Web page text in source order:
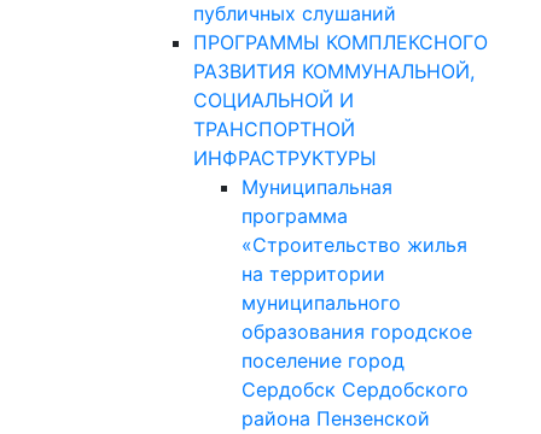
публичных слушаний
ПРОГРАММЫ КОМПЛЕКСНОГО
РАЗВИТИЯ КОММУНАЛЬНОЙ,
СОЦИАЛЬНОЙ И
ТРАНСПОРТНОЙ
ИНФРАСТРУКТУРЫ
Муниципальная
программа
«Строительство жилья
на территории
муниципального
образования городское
поселение город
Сердобск Сердобского
района Пензенской